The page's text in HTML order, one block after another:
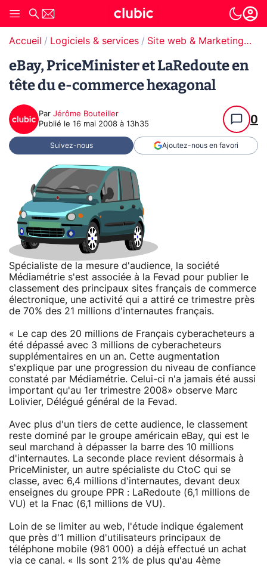
Accueil Logiciels & services Site web & Marketing Digital
eBay, PriceMinister et LaRedoute en
tête du e-commerce hexagonal
Par Jérôme Bouteiller
Publié le 16 mai 2008 à 13h35 0
Suivez-nous Ajoutez-nous en favori
Spécialiste de la mesure d'audience, la société
Médiamétrie s'est associée à la Fevad pour publier le
classement des principaux sites français de commerce
électronique, une activité qui a attiré ce trimestre près
de 70% des 21 millions d'internautes français.
« Le cap des 20 millions de Français cyberacheteurs a
été dépassé avec 3 millions de cyberacheteurs
supplémentaires en un an. Cette augmentation
s'explique par une progression du niveau de confiance
constaté par Médiamétrie. Celui-ci n'a jamais été aussi
important qu'au 1er trimestre 2008» observe Marc
Lolivier, Délégué général de la Fevad.
Avec plus d'un tiers de cette audience, le classement
reste dominé par le groupe américain eBay, qui est le
seul marchand à dépasser la barre des 10 millions
d'internautes. La seconde place revient désormais à
PriceMinister, un autre spécialiste du CtoC qui se
classe, avec 6,4 millions d'internautes, devant deux
enseignes du groupe PPR : LaRedoute (6,1 millions de
VU) et la Fnac (6,1 millions de VU).
Loin de se limiter au web, l'étude indique également
que près d'1 million d'utilisateurs principaux de
téléphone mobile (981 000) a déjà effectué un achat
via ce canal. « Ils sont 21% de plus qu'au 4ème